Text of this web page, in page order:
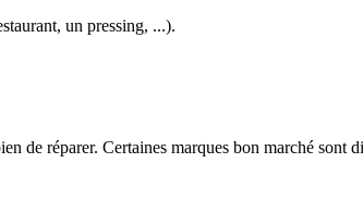
un pressing, ...).
de réparer. Certaines marques bon marché sont